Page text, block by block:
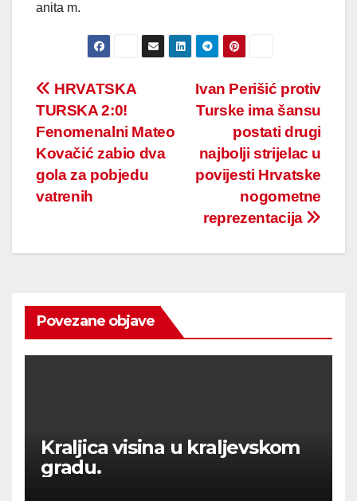
anita m.
Post
navigation
Ivan Perišić protiv
Turske ima šansu
postati drugi
najbolji strijelac u
povijesti Hrvatske
nogometne
reprezentacija
HRVATSKA
TURSKA 2:0!
Fenomenalni Mateo
Kovačić zabio dva
gola za pobjedu
vatrenih
Povezane objave
Kraljica visina u kraljevskom
gradu.